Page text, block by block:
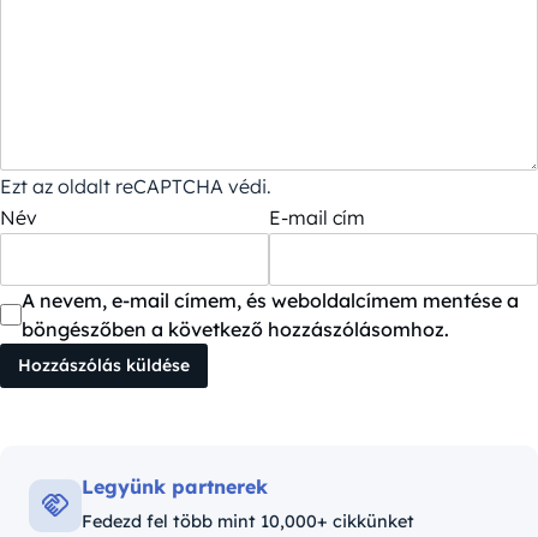
Ezt az oldalt reCAPTCHA védi.
Név
E-mail cím
A nevem, e-mail címem, és weboldalcímem mentése a
böngészőben a következő hozzászólásomhoz.
Legyünk partnerek
Fedezd fel több mint 10,000+ cikkünket